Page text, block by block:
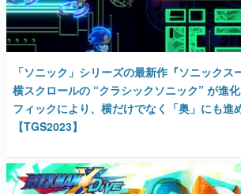
「ソニック」シリーズの最新作『ソニックス
横スクロールの “クラシックソニック” が進
フィックにより、横だけでなく「奥」にも進
【TGS2023】